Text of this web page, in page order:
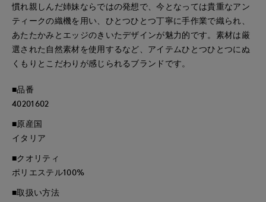
慣れ親しんだ姉妹ならではの発想で、今となっては貴重なアン
ティークの織機を用い、ひとつひとつ丁寧に手作業で織られ、
あたたかみとエッジのきいたデザインが魅力的です。素材は厳
選された自然素材を使用するなど、アイテムひとつひとつにぬ
くもりとこだわりが感じられるブランドです。
■品番
40201602
■原産国
イタリア
■クオリティ
ポリエステル100%
■取扱い方法